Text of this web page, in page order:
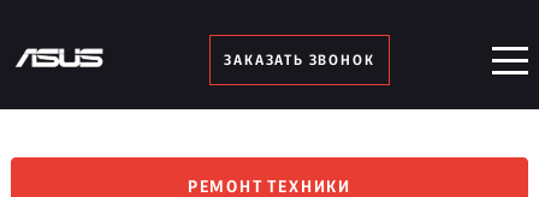
ЗАКАЗАТЬ ЗВОНОК
РЕМОНТ ТЕХНИКИ